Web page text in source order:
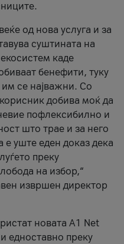
од нова услуга и за
суштината на
каде
бенефити, туку
се најважни. Со
добива моќ да
пофлексибилно и
што трае и за него
е уште еден доказ дека
преку
на избор,“
извршен директор
новата А1 Net
едноставно преку